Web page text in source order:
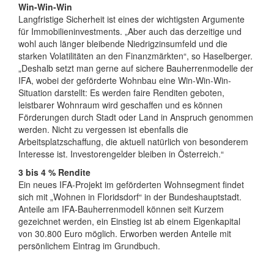
Win-Win-Win
Langfristige Sicherheit ist eines der wichtigsten Argumente
für Immobilieninvestments. „Aber auch das derzeitige und
wohl auch länger bleibende Niedrigzinsumfeld und die
starken Volatilitäten an den Finanzmärkten“, so Haselberger.
„Deshalb setzt man gerne auf sichere Bauherrenmodelle der
IFA, wobei der geförderte Wohnbau eine Win-Win-Win-
Situation darstellt: Es werden faire Renditen geboten,
leistbarer Wohnraum wird geschaffen und es können
Förderungen durch Stadt oder Land in Anspruch genommen
werden. Nicht zu vergessen ist ebenfalls die
Arbeitsplatzschaffung, die aktuell natürlich von besonderem
Interesse ist. Investorengelder bleiben in Österreich.“
3 bis 4 % Rendite
Ein neues IFA-Projekt im geförderten Wohnsegment findet
sich mit „Wohnen in Floridsdorf“ in der Bundeshauptstadt.
Anteile am IFA-Bauherrenmodell können seit Kurzem
gezeichnet werden, ein Einstieg ist ab einem Eigenkapital
von 30.800 Euro möglich. Erworben werden Anteile mit
persönlichem Eintrag im Grundbuch.